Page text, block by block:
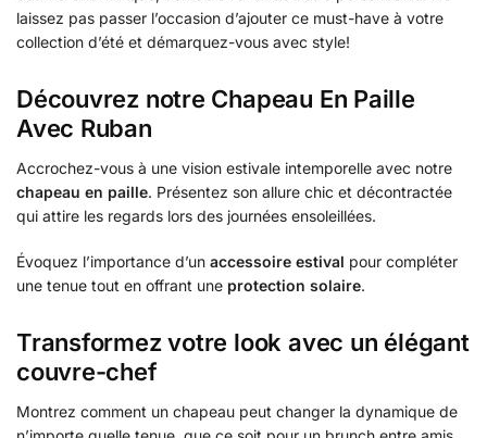
laissez pas passer l’occasion d’ajouter ce must-have à votre
collection d’été et démarquez-vous avec style!
Découvrez notre Chapeau En Paille
Avec Ruban
Accrochez-vous à une vision estivale intemporelle avec notre
chapeau en paille. Présentez son allure chic et décontractée
qui attire les regards lors des journées ensoleillées.
Évoquez l’importance d’un accessoire estival pour compléter
une tenue tout en offrant une protection solaire.
Transformez votre look avec un élégant
couvre-chef
Montrez comment un chapeau peut changer la dynamique de